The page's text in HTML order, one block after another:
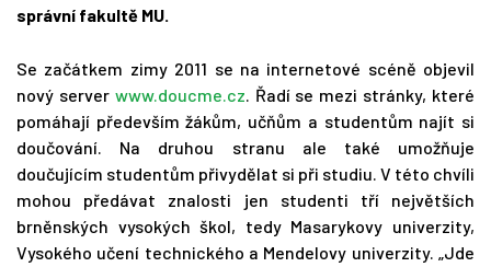
správní fakultě MU.
Se začátkem zimy 2011 se na internetové scéně objevil
nový server www.doucme.cz. Řadí se mezi stránky, které
pomáhají především žákům, učňům a studentům najít si
doučování. Na druhou stranu ale také umožňuje
doučujícím studentům přivydělat si při studiu. V této chvíli
mohou předávat znalosti jen studenti tří největších
brněnských vysokých škol, tedy Masarykovy univerzity,
Vysokého učení technického a Mendelovy univerzity. „Jde